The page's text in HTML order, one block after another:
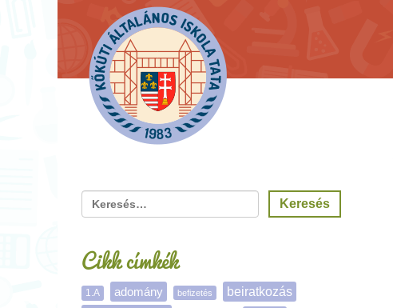
Cikk címkék
1.A adomány befizetés beiratkozás